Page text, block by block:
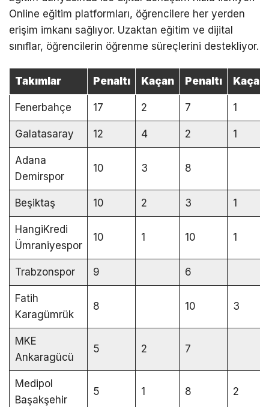
Online eğitim platformları, öğrencilere her yerden
erişim imkanı sağlıyor. Uzaktan eğitim ve dijital
sınıflar, öğrencilerin öğrenme süreçlerini destekliyor.
Takımlar Penaltı Kaçan Penaltı Kaçan
Fenerbahçe 17 2 7 1
Galatasaray 12 4 2 1
Adana
Demirspor
10 3 8
Beşiktaş 10 2 3 1
HangiKredi
Ümraniyespor
10 1 10 1
Trabzonspor 9 6
Fatih
Karagümrük
8 10 3
MKE
Ankaragücü
5 2 7
Medipol
Başakşehir
5 1 8 2